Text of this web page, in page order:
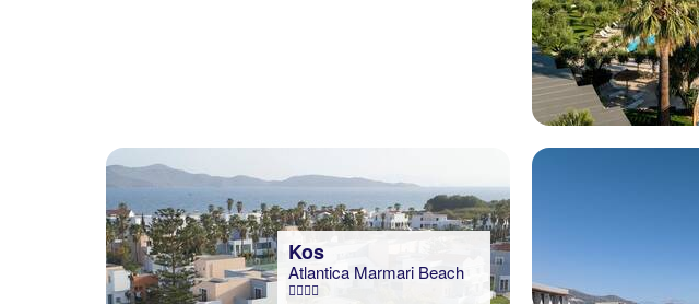
Kos
Atlantica Marmari Beach